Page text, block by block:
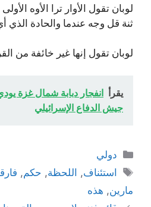
لوبان تقول الأوار ترا الأوه
ثنة قل وجه عندما والحادة
لوبان تقول إنها غير خائفة من
يقرأ انفجار دبابة شمال غزة
جيش الدفاع الإسرائيلي
التصنيفات
دولي
الوسوم
استئناف, اللحظة, حكم,
مارين, هذه